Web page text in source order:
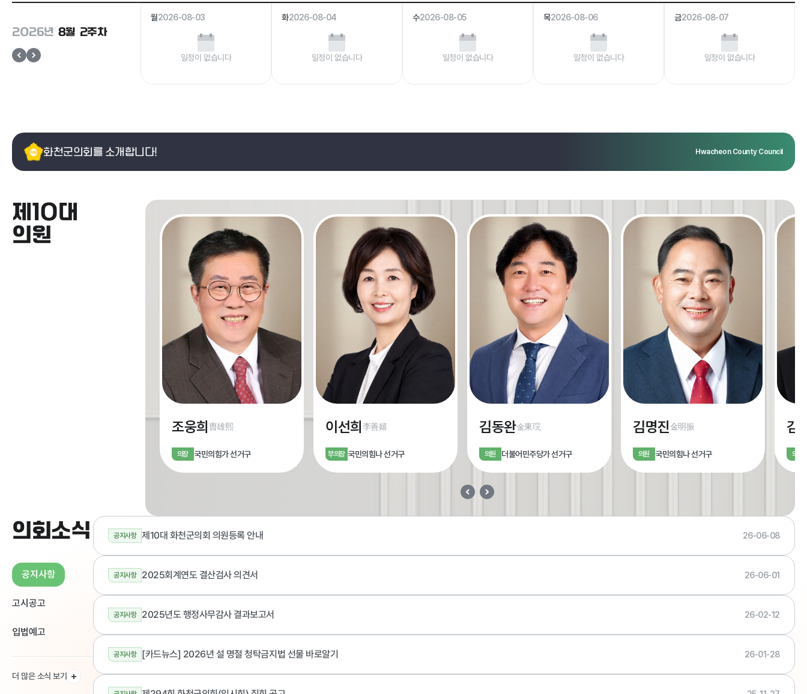
2026년 8월 2주차
월2026-08-03
일정이 없습니다
화2026-08-04
일정이 없습니다
수2026-08-05
일정이 없습니다
목2026-08-06
일정이 없습니다
금2026-08-07
일정이 없습니다
화천군의회를 소개합니다! Hwacheon County Council
제10대
의원
조웅희曺雄熙
의장 국민의힘가 선거구
이선희 李善嬉
부의장 국민의힘나 선거구
김동완金東琓
의원 더불어민주당가 선거구
김명진金明振
의원 국민의힘나 선거구
김
의원
의회소식
공지사항
고시공고
입법예고
더 많은 소식 보기
공지사항 제10대 화천군의회 의원등록 안내 26-06-08
공지사항 2025회계연도 결산검사 의견서 26-06-01
공지사항 2025년도 행정사무감사 결과보고서 26-02-12
공지사항 [카드뉴스] 2026년 설 명절 청탁금지법 선물 바로알기 26-01-28